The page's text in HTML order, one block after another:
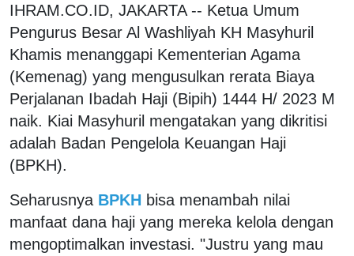
IHRAM.CO.ID, JAKARTA -- Ketua Umum
Pengurus Besar Al Washliyah KH Masyhuril
Khamis menanggapi Kementerian Agama
(Kemenag) yang mengusulkan rerata Biaya
Perjalanan Ibadah Haji (Bipih) 1444 H/ 2023 M
naik. Kiai Masyhuril mengatakan yang dikritisi
adalah Badan Pengelola Keuangan Haji
(BPKH).
Seharusnya BPKH bisa menambah nilai
manfaat dana haji yang mereka kelola dengan
mengoptimalkan investasi. "Justru yang mau